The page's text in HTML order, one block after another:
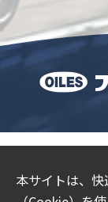
本サイトは、